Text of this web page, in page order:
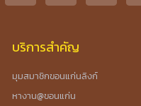
บริการสำคัญ
มุมสมาชิกขอนแก่นลิงก์
หางาน@ขอนแก่น